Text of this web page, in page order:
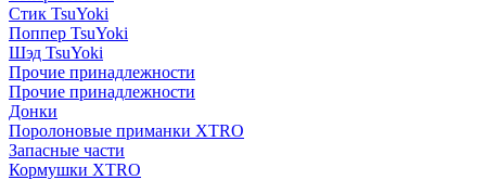
Стик TsuYoki
Поппер TsuYoki
Шэд TsuYoki
Прочие принадлежности
Прочие принадлежности
Донки
Поролоновые приманки XTRO
Запасные части
Кормушки XTRO